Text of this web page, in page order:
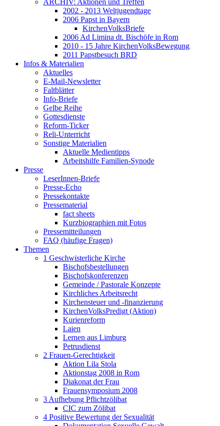
ARCHIV: Aktionen und Treffen
2002 - 2013 Weltjugendtage
2006 Papst in Bayern
KirchenVolksBriefe
2006 Ad Limina dt. Bischöfe in Rom
2010 - 15 Jahre KirchenVolksBewegung
2011 Papstbesuch BRD
Infos & Materialien
Aktuelles
E-Mail-Newsletter
Faltblätter
Info-Briefe
Gelbe Reihe
Gottesdienste
Reform-Ticker
Reli-Unterricht
Sonstige Materialien
Aktuelle Medientipps
Arbeitshilfe Familien-Synode
Presse
LeserInnen-Briefe
Presse-Echo
Pressekontakte
Pressematerial
fact sheets
Kurzbiographien mit Fotos
Pressemitteilungen
FAQ (häufige Fragen)
Themen
1 Geschwisterliche Kirche
Bischofsbestellungen
Bischofskonferenzen
Gemeinde / Pastorale Konzepte
Kirchliches Arbeitsrecht
Kirchensteuer und -finanzierung
KirchenVolksPredigt (Aktion)
Kurienreform
Laien
Lernen aus Limburg
Petrusdienst
2 Frauen-Gerechtigkeit
Aktion Lila Stola
Aktionstag 2008 in Rom
Diakonat der Frau
Frauensymposium 2008
3 Aufhebung Pflichtzölibat
CIC zum Zölibat
4 Positive Bewertung der Sexualität